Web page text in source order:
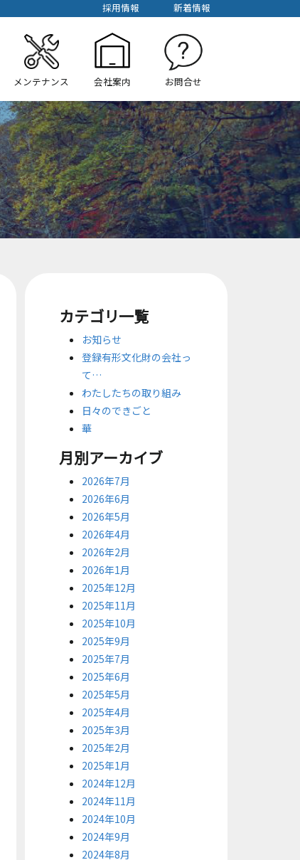
採用情報 新着情報
メンテナンス 会社案内 お問合せ
カテゴリ一覧
お知らせ
登録有形文化財の会社っ
て…
わたしたちの取り組み
日々のできごと
華
月別アーカイブ
2026年7月
2026年6月
2026年5月
2026年4月
2026年2月
2026年1月
2025年12月
2025年11月
2025年10月
2025年9月
2025年7月
2025年6月
2025年5月
2025年4月
2025年3月
2025年2月
2025年1月
2024年12月
2024年11月
2024年10月
2024年9月
2024年8月